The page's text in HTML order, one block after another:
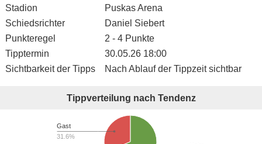
Stadion
Puskas Arena
Schiedsrichter
Daniel Siebert
Punkteregel
2 - 4 Punkte
Tipptermin
30.05.26 18:00
Sichtbarkeit der Tipps
Nach Ablauf der Tippzeit sichtbar
Tippverteilung nach Tendenz
Gast
31.6%